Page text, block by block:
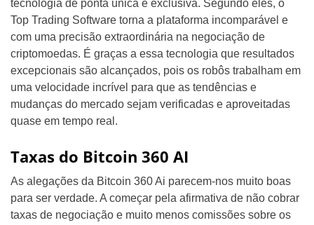
tecnologia de ponta única e exclusiva. Segundo eles, o
Top Trading Software torna a plataforma incomparável e
com uma precisão extraordinária na negociação de
criptomoedas. É graças a essa tecnologia que resultados
excepcionais são alcançados, pois os robôs trabalham em
uma velocidade incrível para que as tendências e
mudanças do mercado sejam verificadas e aproveitadas
quase em tempo real.
Taxas do Bitcoin 360 AI
As alegações da Bitcoin 360 Ai parecem-nos muito boas
para ser verdade. A começar pela afirmativa de não cobrar
taxas de negociação e muito menos comissões sobre os